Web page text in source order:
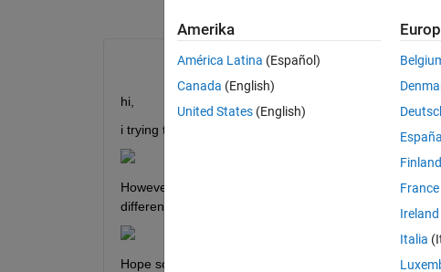
hi,
i trying to regenerate verbose table as shown below
However, when i treid to tabulate the data from
different from original verbose table that we got after
Hope someone could share some help on contructing
Amerika
América Latina (Español)
Canada (English)
United States (English)
España
Finland
France
Ireland
Italia